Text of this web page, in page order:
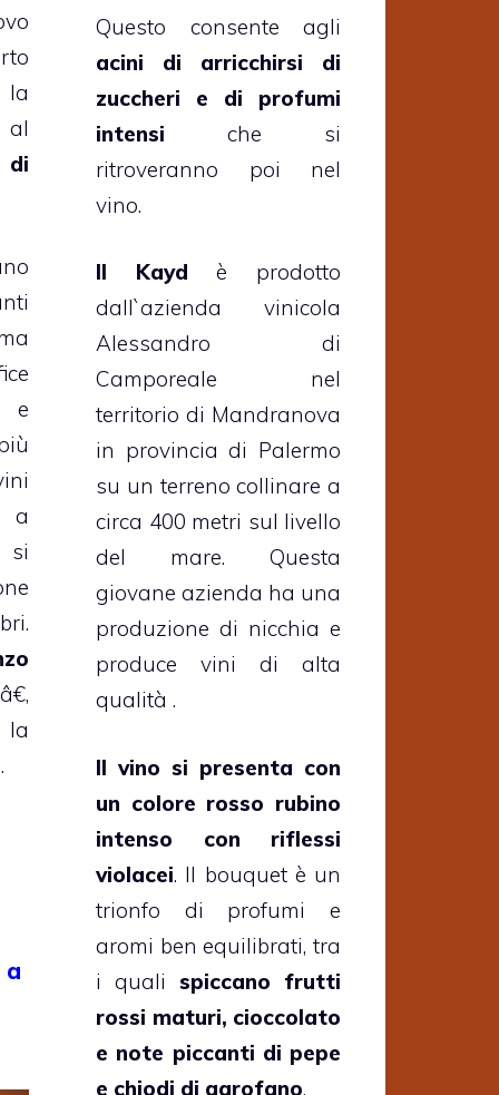
la
al
e
a
si
â€,
la
Questo consente agli
acini di arricchirsi di
zuccheri e di profumi
intensi che si
ritroveranno poi nel
vino.
Il Kayd è prodotto
dall`azienda vinicola
Alessandro di
Camporeale nel
territorio di Mandranova
in provincia di Palermo
su un terreno collinare a
circa 400 metri sul livello
del mare. Questa
giovane azienda ha una
produzione di nicchia e
produce vini di alta
qualità .
Il vino si presenta con
un colore rosso rubino
intenso con riflessi
violacei. Il bouquet è un
trionfo di profumi e
aromi ben equilibrati, tra
i quali spiccano frutti
rossi maturi, cioccolato
e note piccanti di pepe
e chiodi di garofano.
a